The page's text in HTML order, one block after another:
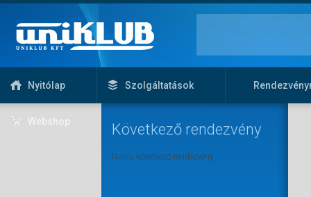
Nyitólap Szolgáltatások
Webshop Következő rendezvény
Nincs következő rendezvény